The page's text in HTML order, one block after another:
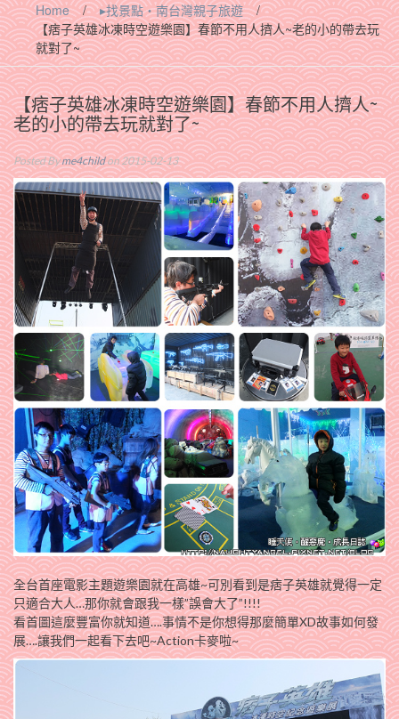
Home / ▸找景點‧南台灣親子旅遊
/
【痞子英雄冰凍時空遊樂園】春節不用人擠人~老的小的帶去玩
就對了~
【痞子英雄冰凍時空遊樂園】春節不用人擠人~
老的小的帶去玩就對了~
Posted Byme4childon 2015-02-13
全台首座電影主題遊樂園就在高雄~可別看到是痞子英雄就覺得一定
只適合大人…那你就會跟我一樣”誤會大了”!!!!
看首圖這麼豐富你就知道….事情不是你想得那麼簡單XD故事如何發
展….讓我們一起看下去吧~Action卡麥啦~